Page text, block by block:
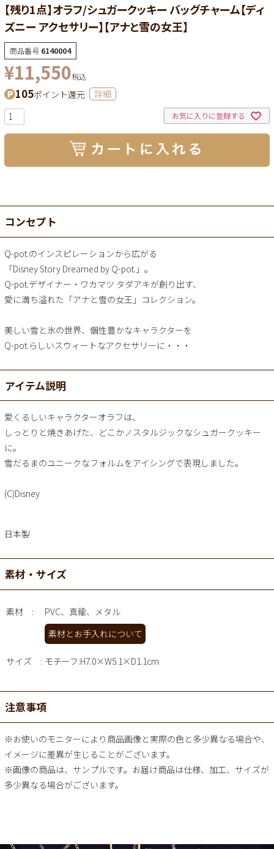
【残り1点】オラフ/シュガークッキー バッグチャーム【ディ
ズニー アクセサリー】【アナと雪の女王】
商品番号 6140004
¥11,550税込
105ポイント還元 詳細
お気に入りに登録する
コンセプト
Q-pot.のインスピレーションから広がる
「Disney Story Dreamed by Q-pot.」。
Q-pot.デザイナー・ワカマツ タダアキが創り出す、
愛に満ち溢れた「アナと雪の女王」コレクション。
美しい雪と氷の世界、個性豊かなキャラクターを
Q-pot.らしいスウィートなアクセサリーに・・・
アイテム説明
愛くるしいキャラクターオラフは、
しっとりと焼きあげた、どこかノスタルジックなシュガークッキー
に。
雪だるまのユニークなフォルムをアイシングで表現しました。
(C)Disney
日本製
素材・サイズ
素材
PVC、真鍮、メタル
素材とお手入れについて
サイズ モチーフ:H7.0×W5.1×D1.1cm
注意事項
※お使いのモニターにより商品画像と実際の色と多少異なる場合や、
イメージに差異が生じることがございます。
※画像の商品は、サンプルです。お届け商品は仕様、加工、サイズが
多少異なる場合がございます。